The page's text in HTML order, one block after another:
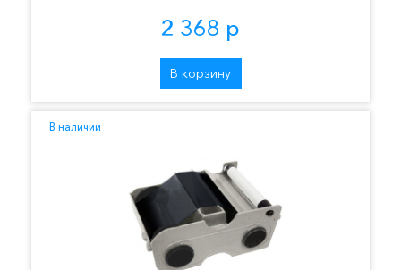
2 368 р
В корзину
В наличии